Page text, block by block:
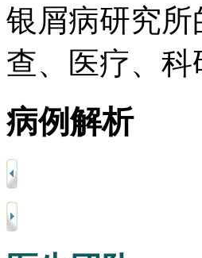
银屑病研究
查、医疗、科
病例解析